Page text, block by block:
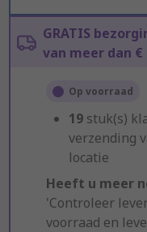
GRATIS
van meer dan €
Op voorraad
19 stuk(s)
verzending
locatie
Heeft u meer
'Controleer
voorraad en